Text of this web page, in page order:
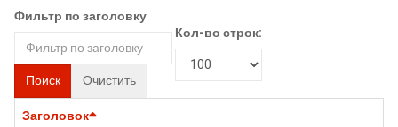
Фильтр по заголовку
Поиск Очистить
Кол-во строк:
Заголовок